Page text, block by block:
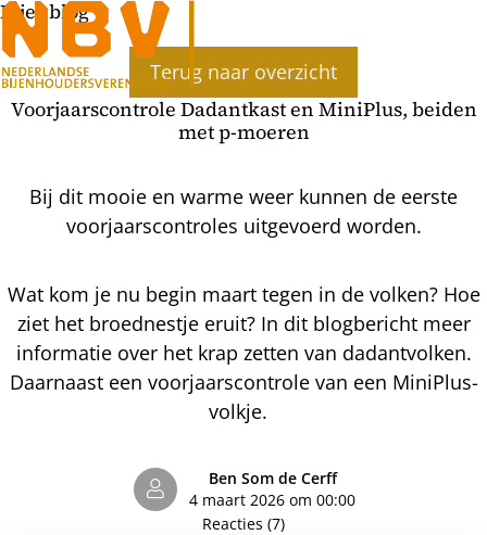
Bijenblog
Terug naar overzicht
Voorjaarscontrole Dadantkast en MiniPlus, beiden
met p-moeren
Bij dit mooie en warme weer kunnen de eerste
voorjaarscontroles uitgevoerd worden.
Wat kom je nu begin maart tegen in de volken? Hoe
ziet het broednestje eruit? In dit blogbericht meer
informatie over het krap zetten van dadantvolken.
Daarnaast een voorjaarscontrole van een MiniPlus-
volkje.
Ben Som de Cerff
4 maart 2026 om 00:00
Reacties (7)